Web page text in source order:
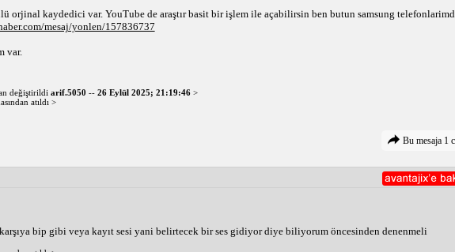
orjinal kaydedici var. YouTube de araştır basit bir işlem ile açabilirsin ben butun samsung
mesaj/yonlen/157836737
var.
değiştirildi arif.5050 -- 26 Eylül 2025; 21:19:46 >
atıldı >
Bu mesaja 1
karşıya bip gibi veya kayıt sesi yani belirtecek bir ses gidiyor diye biliyorum öncesinden denenmeli